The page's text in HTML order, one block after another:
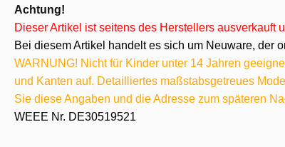
Achtung!
Dieser Artikel ist seitens des Herstellers ausverkauft
Bei diesem Artikel handelt es sich um Neuware, der
WARNUNG! Nicht für Kinder unter 14 Jahren
und Kanten auf. Detailliertes maßstabsgetreues
Sie diese Angaben und die Adresse zum späteren
WEEE Nr. DE30519521